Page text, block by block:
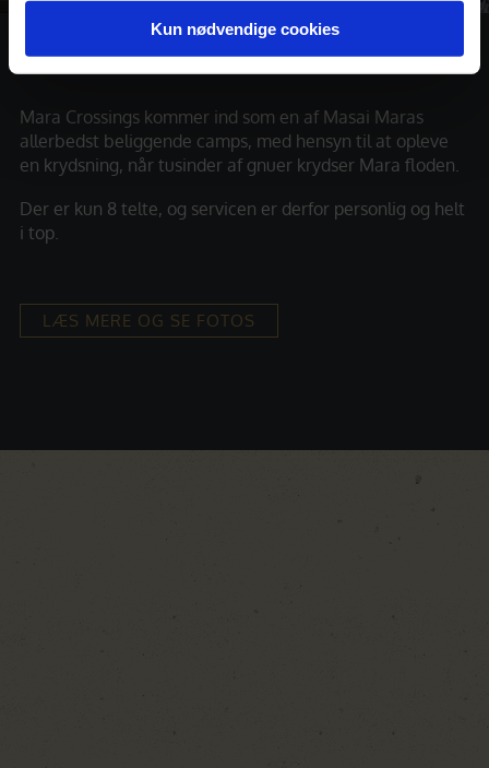
Kun nødvendige cookies
Mara Crossings Luxury Camp
Mara Crossings kommer ind som en af Masai Maras
allerbedst beliggende camps, med hensyn til at opleve
en krydsning, når tusinder af gnuer krydser Mara floden.
Der er kun 8 telte, og servicen er derfor personlig og helt
i top.
LÆS MERE OG SE FOTOS